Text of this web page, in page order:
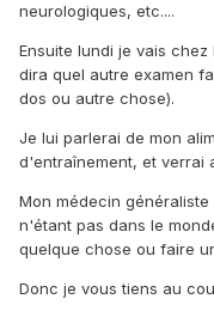
neurologiques, etc....
Ensuite lundi je vais
dira quel autre examen
dos ou autre chose).
Je lui parlerai de mon
d'entraînement, et verrai
Mon médecin
n'étant pas dans le
quelque chose ou faire
Donc je vous tiens au